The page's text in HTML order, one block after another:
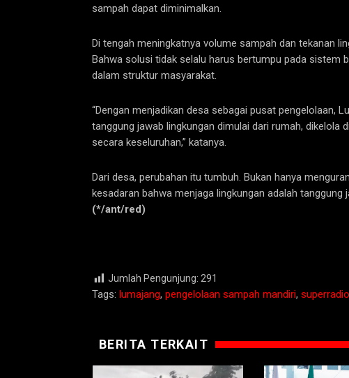
sampah dapat diminimalkan.
Di tengah meningkatnya volume sampah dan tekanan
Bahwa solusi tidak selalu harus bertumpu pada sistem
dalam struktur masyarakat.
“Dengan menjadikan desa sebagai pusat pengelolaan,
tanggung jawab lingkungan dimulai dari rumah, dikelola
secara keseluruhan,” katanya.
Dari desa, perubahan itu tumbuh. Bukan hanya
kesadaran bahwa menjaga lingkungan adalah
(*/ant/red)
Jumlah Pengunjung: 291
Tags: lumajang, pengelolaan sampah mandiri,
BERITA TERKAIT